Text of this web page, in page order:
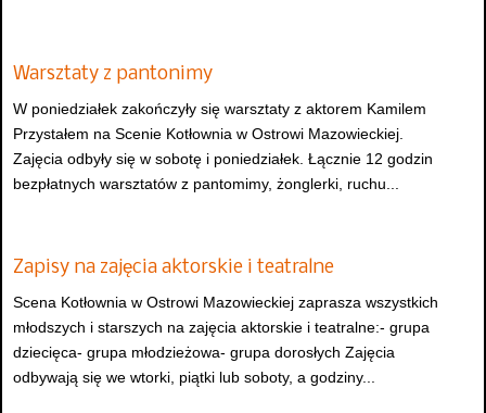
Warsztaty z pantonimy
W poniedziałek zakończyły się warsztaty z aktorem Kamilem
Przystałem na Scenie Kotłownia w Ostrowi Mazowieckiej.
Zajęcia odbyły się w sobotę i poniedziałek. Łącznie 12 godzin
bezpłatnych warsztatów z pantomimy, żonglerki, ruchu...
Zapisy na zajęcia aktorskie i teatralne
Scena Kotłownia w Ostrowi Mazowieckiej zaprasza wszystkich
młodszych i starszych na zajęcia aktorskie i teatralne:- grupa
dziecięca- grupa młodzieżowa- grupa dorosłych Zajęcia
odbywają się we wtorki, piątki lub soboty, a godziny...